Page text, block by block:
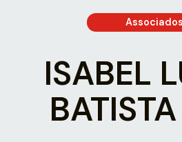
Associados
ISABEL